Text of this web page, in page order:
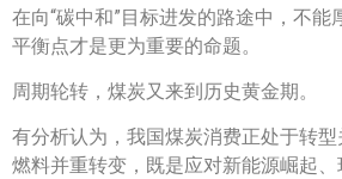
在向“碳中和”目标进发的路途中，不
平衡点才是更为重要的命题。
周期轮转，煤炭又来到历史黄金期。
有分析认为，我国煤炭消费正处于转
燃料并重转变，既是应对新能源崛起